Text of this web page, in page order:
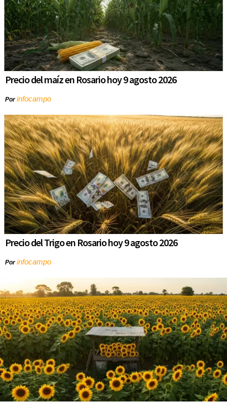
Precio del maíz en Rosario hoy 9 agosto 2026
Porinfocampo
Precio del Trigo en Rosario hoy 9 agosto 2026
Porinfocampo